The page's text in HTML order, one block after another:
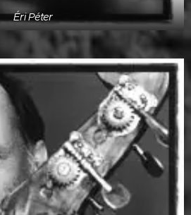
Éri Péter